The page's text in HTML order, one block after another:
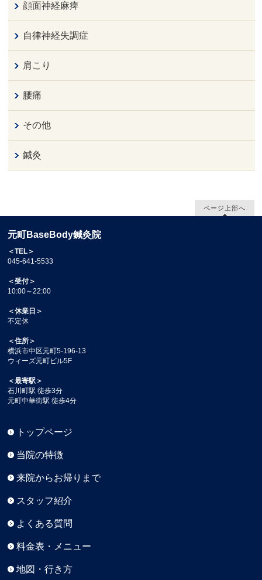
顔面神経麻痺
自律神経失調症
肩こり
腰痛
その他
鍼灸
ページ上部へ
元町BaseBody鍼灸院
＜TEL＞
045-641-5533
＜受付＞
10:00～22:00
＜休業日＞
不定休
＜住所＞
横浜市中区元町5-196-13
ウィーズ元町ビル5F
＜最寄駅＞
石川町駅 徒歩3分
元町中華街駅 徒歩4分
トップページ
当院の特徴
来院からお帰りまで
スタッフ紹介
よくある質問
料金表・メニュー
地図・行き方